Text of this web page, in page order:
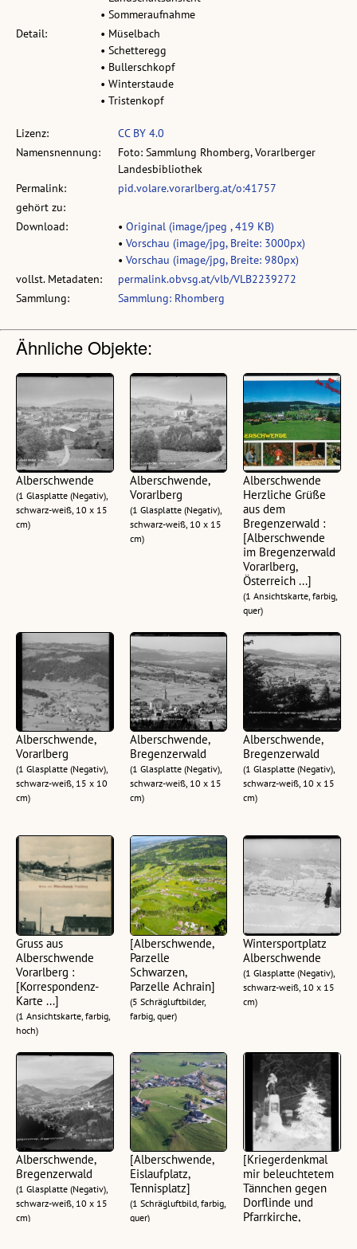
• Sommeraufnahme
Detail:
• Müselbach
• Schetteregg
• Bullerschkopf
• Winterstaude
• Tristenkopf
Lizenz:
CC BY 4.0
Namensnennung:
Foto: Sammlung Rhomberg, Vorarlberger
Landesbibliothek
Permalink:
pid.volare.vorarlberg.at/o:41757
gehört zu:
Download:
• Original (image/jpeg , 419 KB)
• Vorschau (image/jpg, Breite: 3000px)
• Vorschau (image/jpg, Breite: 980px)
vollst. Metadaten:
permalink.obvsg.at/vlb/VLB2239272
Sammlung:
Sammlung: Rhomberg
Ähnliche Objekte:
Alberschwende
(1 Glasplatte (Negativ),
schwarz-weiß, 10 x 15
cm)
Alberschwende,
Vorarlberg
(1 Glasplatte (Negativ),
schwarz-weiß, 10 x 15
cm)
Alberschwende
Herzliche Grüße
aus dem
Bregenzerwald :
[Alberschwende
im Bregenzerwald
Vorarlberg,
Österreich ...]
(1 Ansichtskarte, farbig,
quer)
Alberschwende,
Vorarlberg
(1 Glasplatte (Negativ),
schwarz-weiß, 15 x 10
cm)
Alberschwende,
Bregenzerwald
(1 Glasplatte (Negativ),
schwarz-weiß, 10 x 15
cm)
Alberschwende,
Bregenzerwald
(1 Glasplatte (Negativ),
schwarz-weiß, 10 x 15
cm)
Gruss aus
Alberschwende
Vorarlberg :
[Korrespondenz-
Karte ...]
(1 Ansichtskarte, farbig,
hoch)
[Alberschwende,
Parzelle
Schwarzen,
Parzelle Achrain]
(5 Schrägluftbilder,
farbig, quer)
Wintersportplatz
Alberschwende
(1 Glasplatte (Negativ),
schwarz-weiß, 10 x 15
cm)
Alberschwende,
Bregenzerwald
(1 Glasplatte (Negativ),
schwarz-weiß, 10 x 15
cm)
[Alberschwende,
Eislaufplatz,
Tennisplatz]
(1 Schrägluftbild, farbig,
quer)
[Kriegerdenkmal
mir beleuchtetem
Tännchen gegen
Dorflinde und
Pfarrkirche,